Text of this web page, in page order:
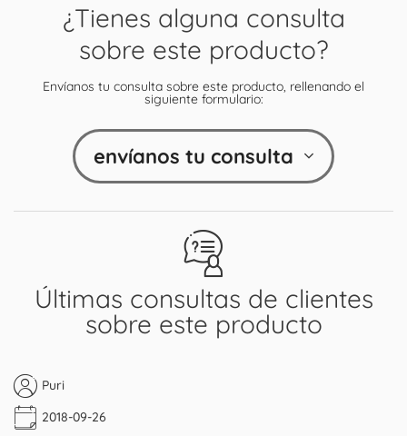
Últimas consultas de clientes
sobre este producto
Puri
2018-09-26
¿Tienes alguna consulta
sobre este producto?
Envíanos tu consulta sobre este producto, rellenando el
siguiente formulario:
envíanos tu consulta